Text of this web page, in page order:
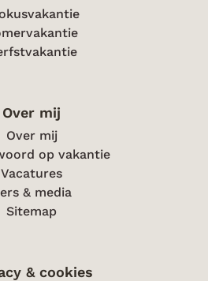
Over mij
Over mij
op vakantie
Vacatures
& media
Sitemap
& cookies